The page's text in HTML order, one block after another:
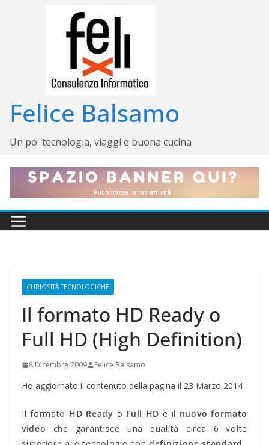
Felice Balsamo
Un po' tecnologia, viaggi e buona cucina
CURIOSITÀ TECNOLOGICHE
Il formato HD Ready o
Full HD (High Definition)
8 Dicembre 2009 Felice Balsamo
Ho aggiornato il contenuto della pagina il 23 Marzo 2014
Il formato HD Ready o Full HD è il nuovo formato
video che garantisce una qualità circa 6 volte